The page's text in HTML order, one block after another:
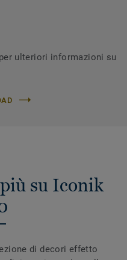
ulteriori informazioni su
su Iconik
di decori effetto